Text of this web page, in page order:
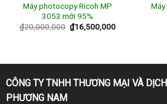
Máy photocopy Ricoh MP
3053 mới 95%
₫20,000,000 ₫16,500,000
CÔNG TY TNHH THƯƠNG MẠI VÀ
PHƯƠNG NAM